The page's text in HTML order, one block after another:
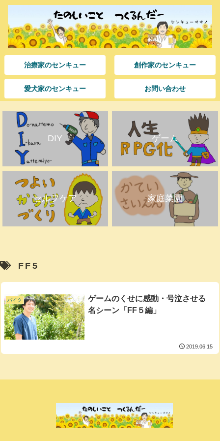
治療家のセンキュー 創作家のセンキュー
愛犬家のセンキュー お問い合わせ
DIY ゲーム
セルフケア 家庭菜園
FF5
バイク
ゲームのくせに感動・号泣させる
名シーン「FF５編」
2019.06.15